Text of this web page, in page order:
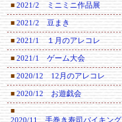
■ 2021/2 ミニミニ作品展
■ 2021/2 豆まき
■ 2021/1 １月のアレコレ
■ 2021/1 ゲーム大会
■ 2020/12 12月のアレコレ
■ 2020/12 お遊戯会
■
2020/11 手巻き寿司バイキング